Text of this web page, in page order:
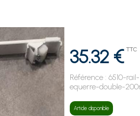
35.32 € TTC
Référence :6510-rail-
equerre-double-
Article disponible